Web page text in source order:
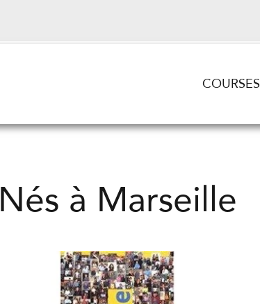
COURSES
Nés à Marseille